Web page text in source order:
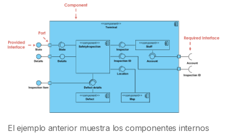
El ejemplo anterior muestra los componentes internos